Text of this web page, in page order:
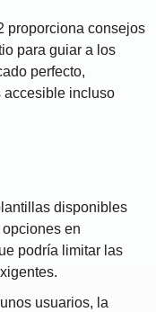
proporciona consejos
para guiar a los
perfecto,
accesible incluso
disponibles
en
podría limitar las
usuarios, la